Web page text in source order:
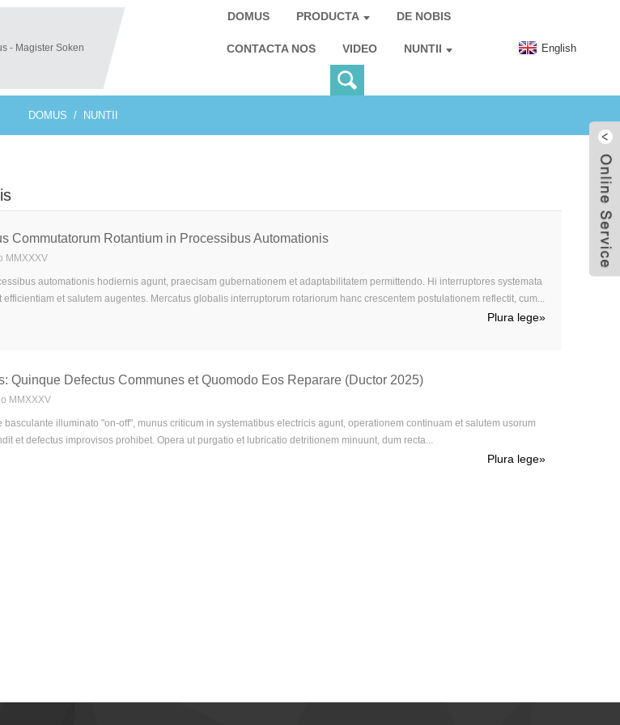
DOMUS PRODUCTA DE NOBIS
CONTACTA NOS VIDEO NUNTII English
DOMUS NUNTII
Commutatorum Rotantium in Processibus Automationis
MMXXXV
automationis hodiernis agunt, praecisam gubernationem et adaptabilitatem permittendo. Hi interruptores systemata
et salutem augentes. Mercatus globalis interruptorum rotariorum hanc crescentem postulationem reflectit, cum...
Plura lege»
Quinque Defectus Communes et Quomodo Eos Reparare (Ductor 2025)
MMXXXV
basculante illuminato "on-off", munus criticum in systematibus electricis agunt, operationem continuam et salutem usorum
et defectus improvisos prohibet. Opera ut purgatio et lubricatio detritionem minuunt, dum recta...
Plura lege»